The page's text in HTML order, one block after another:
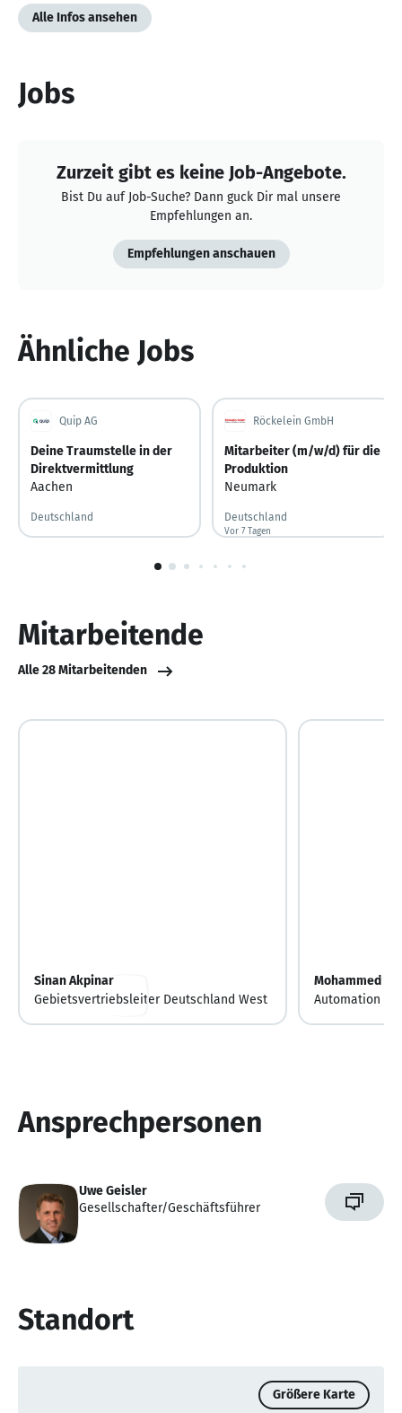
Alle Infos ansehen
Jobs
Zurzeit gibt es keine Job-Angebote.
Bist Du auf Job-Suche? Dann guck Dir mal unsere
Empfehlungen an.
Empfehlungen anschauen
Ähnliche Jobs
Quip AG
Deine Traumstelle in der
Direktvermittlung
Aachen
Deutschland
Röckelein GmbH
Mitarbeiter (m/w/d) für die
Produktion
Neumark
Deutschland
Vor 7 Tagen
Vor 7 Tagen veröffentlicht
1
Mitarbeitende
Alle 28 Mitarbeitenden
Sinan Akpinar
Gebietsvertriebsleiter Deutschland West
Mohammed
Automation
Ansprechpersonen
Uwe Geisler
Gesellschafter/Geschäftsführer
Standort
Größere Karte